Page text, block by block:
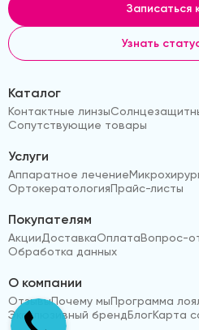
Записаться
Узнать
Каталог
Контактные линзы
Сопутствующие товары
Услуги
Аппаратное лечение
ОртокератологияПрайс-листы
Покупателям
АкцииДоставкаОплатаВопрос-
Обработка данных
О компании
ОтзывыПочему мыПрограмма
Эксклюзивный брендБлогКарта